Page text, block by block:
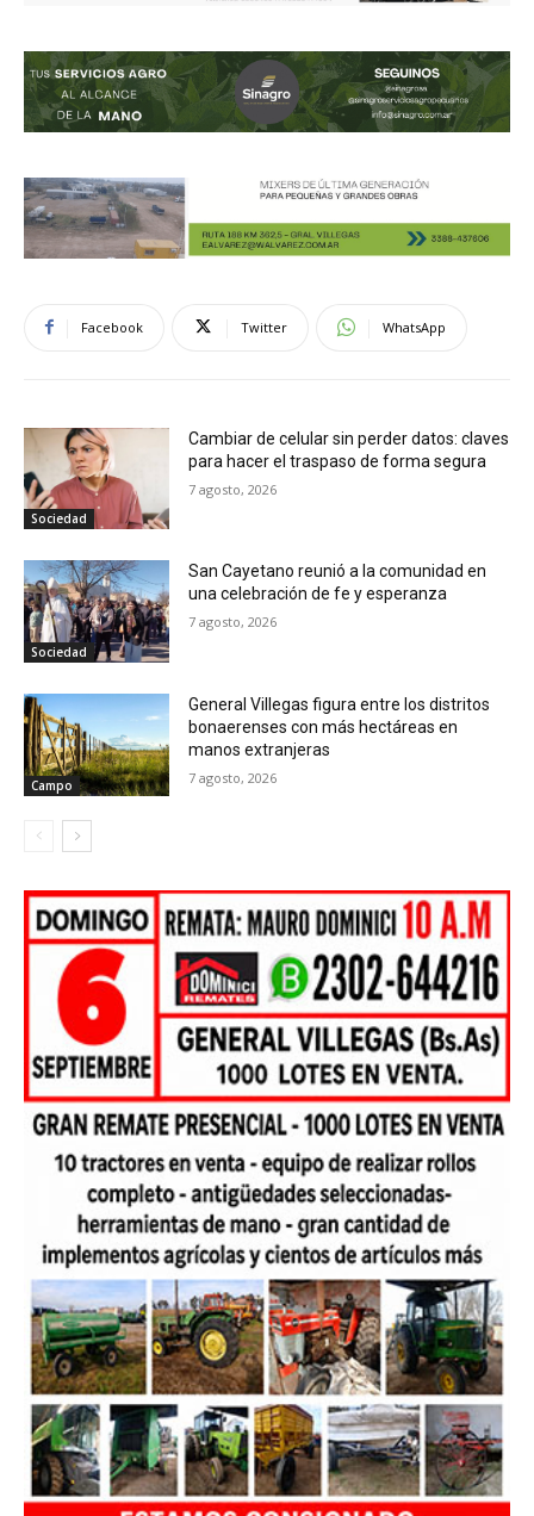
Facebook Twitter WhatsApp
Sociedad
Cambiar de celular sin perder datos: claves
para hacer el traspaso de forma segura
7 agosto, 2026
Sociedad
San Cayetano reunió a la comunidad en
una celebración de fe y esperanza
7 agosto, 2026
Campo
General Villegas figura entre los distritos
bonaerenses con más hectáreas en
manos extranjeras
7 agosto, 2026